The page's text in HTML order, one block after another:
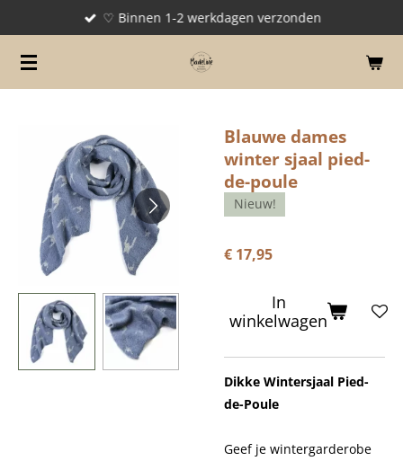
naar
de
♡ Binnen 1-2 werkdagen verzonden
Blauwe dames
winter sjaal pied-
de-poule
Nieuw!
€ 17,95
In
winkelwagen
Dikke Wintersjaal Pied-
de-Poule
Geef je wintergarderobe